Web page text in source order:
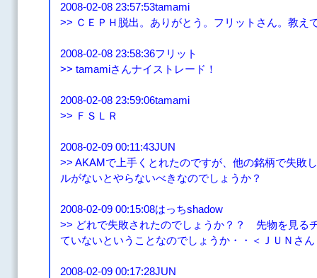
2008-02-08 23:57:53tamami
>> ＣＥＰＨ脱出。ありがとう。フリットさん。教え
2008-02-08 23:58:36フリット
>> tamamiさんナイストレード！
2008-02-08 23:59:06tamami
>> ＦＳＬＲ
2008-02-09 00:11:43JUN
>> AKAMで上手くとれたのですが、他の銘柄で失敗
ルがないとやらないべきなのでしょうか？
2008-02-09 00:15:08はっちshadow
>> どれで失敗されたのでしょうか？？ 先物を見る
ていないということなのでしょうか・・＜ＪＵＮさん
2008-02-09 00:17:28JUN